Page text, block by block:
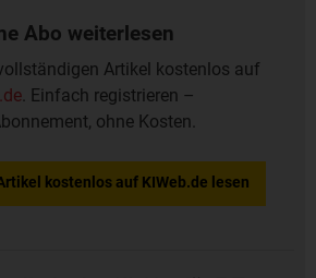
Abo weiterlesen
Artikel kostenlos auf
. Einfach registrieren –
ohne Kosten.
kostenlos auf KIWeb.de lesen